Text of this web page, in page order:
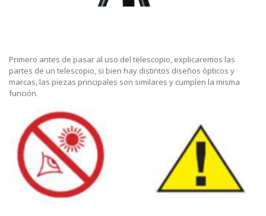
Primero antes de pasar al uso del telescopio, explicaremos las
partes de un telescopio, si bien hay distintos diseños ópticos y
marcas, las piezas principales son similares y cumplen la misma
función.